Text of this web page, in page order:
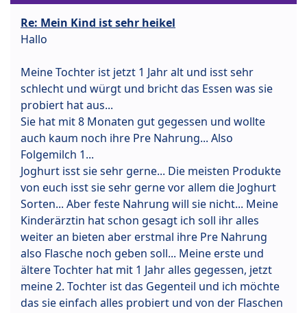
Re: Mein Kind ist sehr heikel
Hallo
Meine Tochter ist jetzt 1 Jahr alt und isst sehr
schlecht und würgt und bricht das Essen was sie
probiert hat aus...
Sie hat mit 8 Monaten gut gegessen und wollte
auch kaum noch ihre Pre Nahrung... Also
Folgemilch 1...
Joghurt isst sie sehr gerne... Die meisten Produkte
von euch isst sie sehr gerne vor allem die Joghurt
Sorten... Aber feste Nahrung will sie nicht... Meine
Kinderärztin hat schon gesagt ich soll ihr alles
weiter an bieten aber erstmal ihre Pre Nahrung
also Flasche noch geben soll... Meine erste und
ältere Tochter hat mit 1 Jahr alles gegessen, jetzt
meine 2. Tochter ist das Gegenteil und ich möchte
das sie einfach alles probiert und von der Flaschen